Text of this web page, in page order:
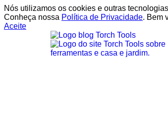
Nós utilizamos os cookies e outras
Conheça nossa Política de Privacidade. Bem
Aceite